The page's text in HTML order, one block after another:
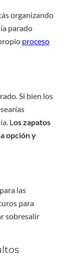
organizando
parado
proceso
Si bien los
L os zapatos
opción y
las
para
sobresalir